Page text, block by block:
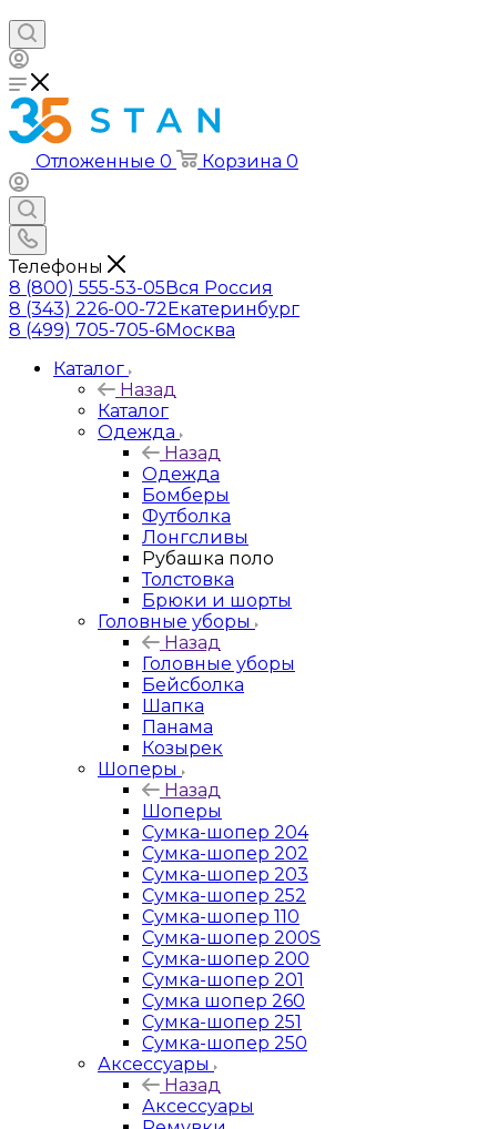
Отложенные 0 Корзина 0
Телефоны
8 (800) 555-53-05Вся Россия
8 (343) 226-00-72Екатеринбург
8 (499) 705-705-6Москва
Каталог
Назад
Каталог
Одежда
Назад
Одежда
Бомберы
Футболка
Лонгсливы
Рубашка поло
Толстовка
Брюки и шорты
Головные уборы
Назад
Головные уборы
Бейсболка
Шапка
Панама
Козырек
Шоперы
Назад
Шоперы
Сумка-шопер 204
Сумка-шопер 202
Сумка-шопер 203
Сумка-шопер 252
Сумка-шопер 110
Сумка-шопер 200S
Сумка-шопер 200
Сумка-шопер 201
Сумка шопер 260
Сумка-шопер 251
Сумка-шопер 250
Аксессуары
Назад
Аксессуары